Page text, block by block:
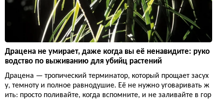
Драцена не умирает, даже когда вы её ненавидите: руко
водство по выживанию для убийц растений
Драцена — тропический терминатор, который прощает засух
у, темноту и полное равнодушие. Её не нужно уговаривать ж
ить: просто поливайте, когда вспомните, и не заливайте в гор